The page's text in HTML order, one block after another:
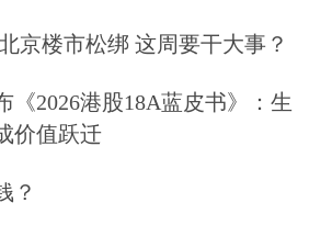
京楼市松绑 这周要干大事？
《2026港股18A蓝皮书》：生
价值跃迁
？